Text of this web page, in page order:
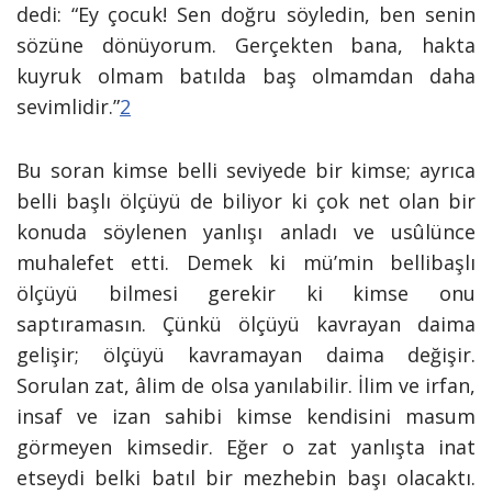
dedi: “Ey çocuk! Sen doğru söyledin, ben senin
sözüne dönüyorum. Gerçekten bana, hakta
kuyruk olmam batılda baş olmamdan daha
sevimlidir.”2
Bu soran kimse belli seviyede bir kimse; ayrıca
belli başlı ölçüyü de biliyor ki çok net olan bir
konuda söylenen yanlışı anladı ve usûlünce
muhalefet etti. Demek ki mü’min bellibaşlı
ölçüyü bilmesi gerekir ki kimse onu
saptıramasın. Çünkü ölçüyü kavrayan daima
gelişir; ölçüyü kavramayan daima değişir.
Sorulan zat, âlim de olsa yanılabilir. İlim ve irfan,
insaf ve izan sahibi kimse kendisini masum
görmeyen kimsedir. Eğer o zat yanlışta inat
etseydi belki batıl bir mezhebin başı olacaktı.